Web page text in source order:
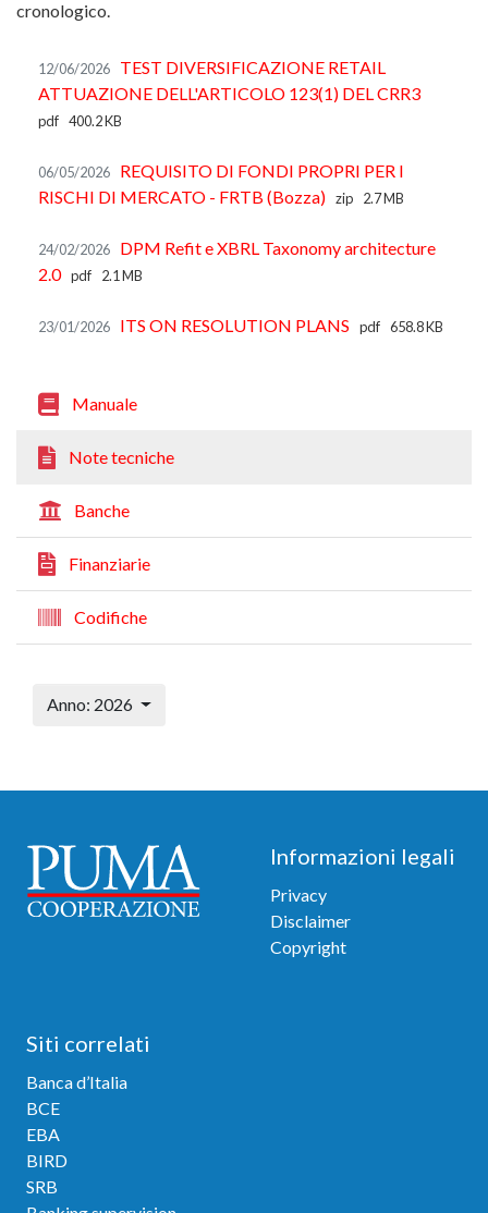
cronologico.
12/06/2026
TEST DIVERSIFICAZIONE RETAIL
ATTUAZIONE DELL'ARTICOLO 123(1) DEL CRR3
pdf 400.2 KB
06/05/2026
REQUISITO DI FONDI PROPRI PER I
RISCHI DI MERCATO - FRTB (Bozza) zip 2.7 MB
24/02/2026
DPM Refit e XBRL Taxonomy architecture
2.0 pdf 2.1 MB
23/01/2026 ITS ON RESOLUTION PLANS pdf 658.8 KB
Manuale
Note tecniche
Banche
Finanziarie
Codifiche
Anno: 2026
Informazioni legali
Privacy
Disclaimer
Copyright
Siti correlati
Banca d’Italia
BCE
EBA
BIRD
SRB